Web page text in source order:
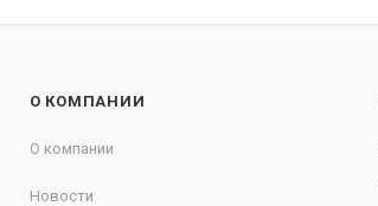
О КОМПАНИИ
О компании
Новости